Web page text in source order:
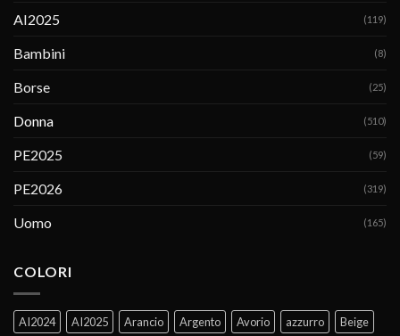
AI2025 (119)
Bambini (8)
Borse (25)
Donna (510)
PE2025 (59)
PE2026 (319)
Uomo (165)
COLORI
AI2024 AI2025 Arancio Argento Avorio azzurro
Beige